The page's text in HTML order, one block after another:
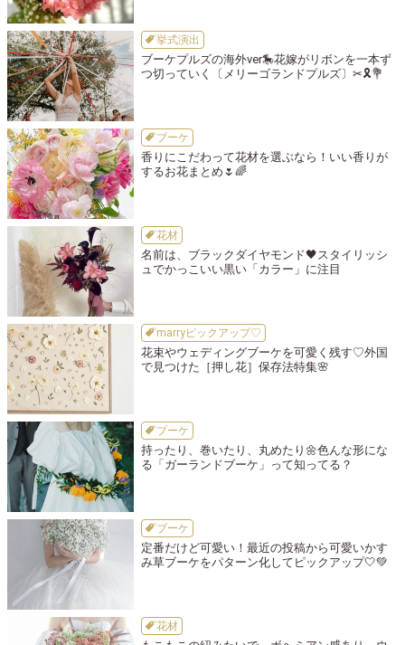
挙式演出
ブーケプルズの海外ver🎠花嫁がリボンを一本ず
つ切っていく〔メリーゴランドプルズ〕✂🎗💐
ブーケ
香りにこだわって花材を選ぶなら！いい香りが
するお花まとめ🌷🌈
花材
名前は、ブラックダイヤモンド🖤スタイリッシ
ュでかっこいい黒い「カラー」に注目
marryピックアップ♡
花束やウェディングブーケを可愛く残す♡外国
で見つけた［押し花］保存法特集🌸
ブーケ
持ったり、巻いたり、丸めたり🌼色んな形にな
る「ガーランドブーケ」って知ってる？
ブーケ
定番だけど可愛い！最近の投稿から可愛いかす
み草ブーケをパターン化してピックアップ🤍💚
花材